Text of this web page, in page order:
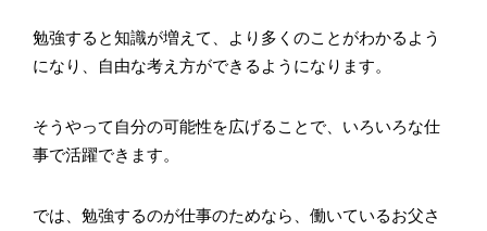
勉強すると知識が増えて、より多くのことがわかるよう
になり、自由な考え方ができるようになります。
そうやって自分の可能性を広げることで、いろいろな仕
事で活躍できます。
では、勉強するのが仕事のためなら、働いているお父さ